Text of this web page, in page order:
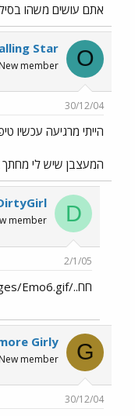
אתם עושים משהו
O
Star
New member
30/12/04
הייתי מרגיעה עכשיו
המעצבן שיש לי מחתך
D
member
2/1/05
חח../images/Emo6.gif
G
Girly
New member
30/12/04